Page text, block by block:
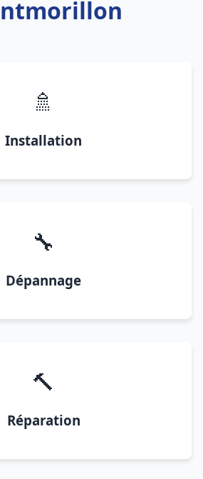
🚿
Installation
🔧
Dépannage
🔨
Réparation